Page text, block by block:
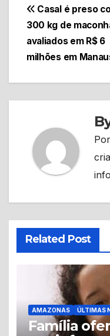
de
Post
Casal é preso
300 kg de
avaliados em R$ 6
milhões em
Related Post
AMAZONAS ÚLTIMAS
Família